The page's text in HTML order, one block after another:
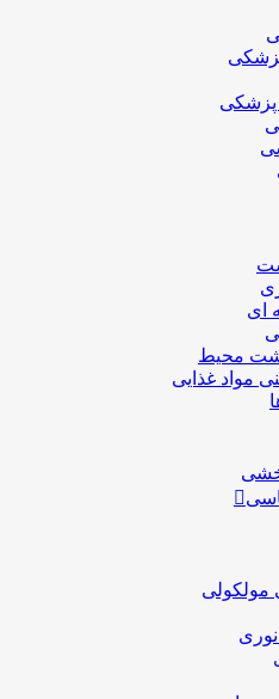
پزشکی
پزشكی
ای
محيط
مواد غذایی